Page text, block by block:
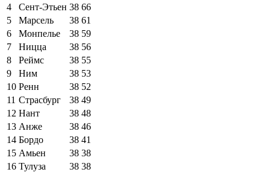
4 Сент-Этьен 38 66
5
Марсель 38 61
6
Монпелье 38 59
7
Ницца 38 56
8
Реймс 38 55
9
Ним 38 53
10 Ренн 38 52
11 Страсбург 38 49
12 Нант 38 48
13 Анже 38 46
14 Бордо 38 41
15 Амьен 38 38
16 Тулуза 38 38